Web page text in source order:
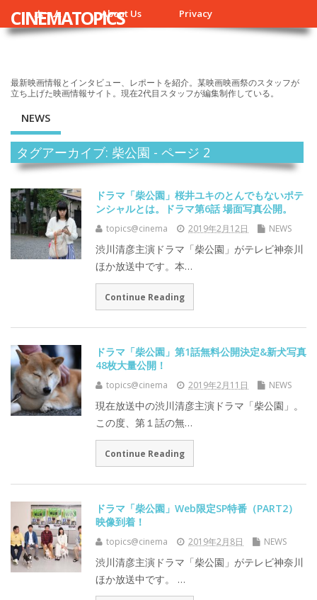
ホーム About Us Privacy
CINEMATOPICS
最新映画情報とインタビュー、レポートを紹介。某映画映画祭のスタッフが
立ち上げた映画情報サイト。現在2代目スタッフが編集制作している。
NEWS
タグアーカイブ: 柴公園 - ページ 2
ドラマ「柴公園」桜井ユキのとんでもないポテ
ンシャルとは。ドラマ第6話 場面写真公開。
topics@cinema 2019年2月12日 NEWS
渋川清彦主演ドラマ「柴公園」がテレビ神奈川
ほか放送中です。本…
Continue Reading
ドラマ「柴公園」第1話無料公開決定&新犬写真
48枚大量公開！
topics@cinema 2019年2月11日 NEWS
現在放送中の渋川清彦主演ドラマ「柴公園」。
この度、第１話の無…
Continue Reading
ドラマ「柴公園」Web限定SP特番（PART2）
映像到着！
topics@cinema 2019年2月8日 NEWS
渋川清彦主演ドラマ「柴公園」がテレビ神奈川
ほか放送中です。 …